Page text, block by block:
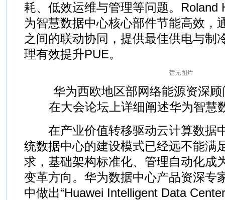
耗、低效运维与管理等问题。Roland
为智慧数据中心核心部件节能高效，
之间的联动协同，提供最佳供电与制
理有效提升PUE。
华为西欧地区部网络能源资深顾
在大会论坛上详细阐述华为智慧
在产业价值转移驱动云计算数据
统数据中心的建设模式已经远不能满
求，基础架构标准化、管理自动化成
变革方向。华为数据中心产品资深专
中做出“Huawei Intelligent Data